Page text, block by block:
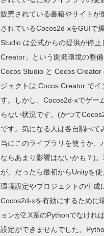
販売されている書籍やサイト
されているCocos2d-xをGUIで
Studio は公式からの提供が停
Creator」という開発環境の整
Cocos Studio と Cocos Creator
ジェクトは Cocos Creator で
す。しかし、Cocos2d-xでゲー
らない状況です。(かつて
です。気になる人は各自調べ
当にこのライブラリを使うか
ならあまり影響はないかも？)
が、だったら最初からUnityを
環境設定やプロジェクトの生成
Cocos2d-xを有効にするために
ョンが2.X系のPythonでなけれ
設定ができませんでした。